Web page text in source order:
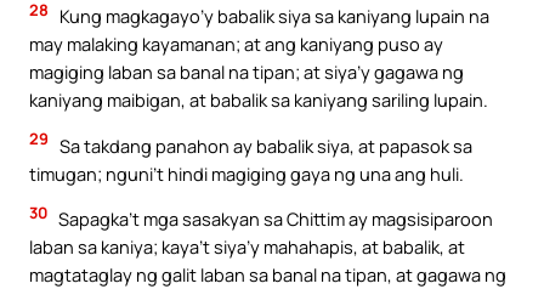
28
Kung magkagayo’y babalik siya sa kaniyang lupain na
may malaking kayamanan; at ang kaniyang puso ay
magiging laban sa banal na tipan; at siya’y gagawa ng
kaniyang maibigan, at babalik sa kaniyang sariling lupain.
29 Sa takdang panahon ay babalik siya, at papasok sa
timugan; nguni’t hindi magiging gaya ng una ang huli.
30 Sapagka’t mga sasakyan sa Chittim ay magsisiparoon
laban sa kaniya; kaya’t siya’y mahahapis, at babalik, at
magtataglay ng galit laban sa banal na tipan, at gagawa ng